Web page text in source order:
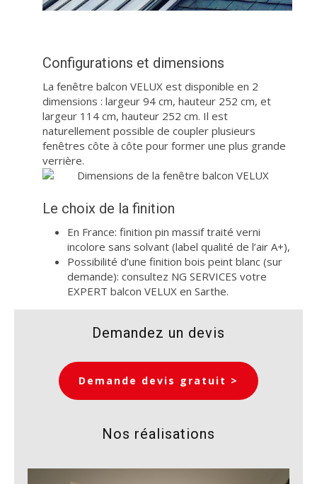
Configurations et dimensions
La fenêtre balcon VELUX est disponible en 2
dimensions : largeur 94 cm, hauteur 252 cm, et
largeur 114 cm, hauteur 252 cm. Il est
naturellement possible de coupler plusieurs
fenêtres côte à côte pour former une plus grande
verrière.
Le choix de la finition
En France: finition pin massif traité verni
incolore sans solvant (label qualité de l’air A+),
Possibilité d’une finition bois peint blanc (sur
demande): consultez NG SERVICES votre
EXPERT balcon VELUX en Sarthe.
Demandez un devis
Demande devis gratuit >
Nos réalisations